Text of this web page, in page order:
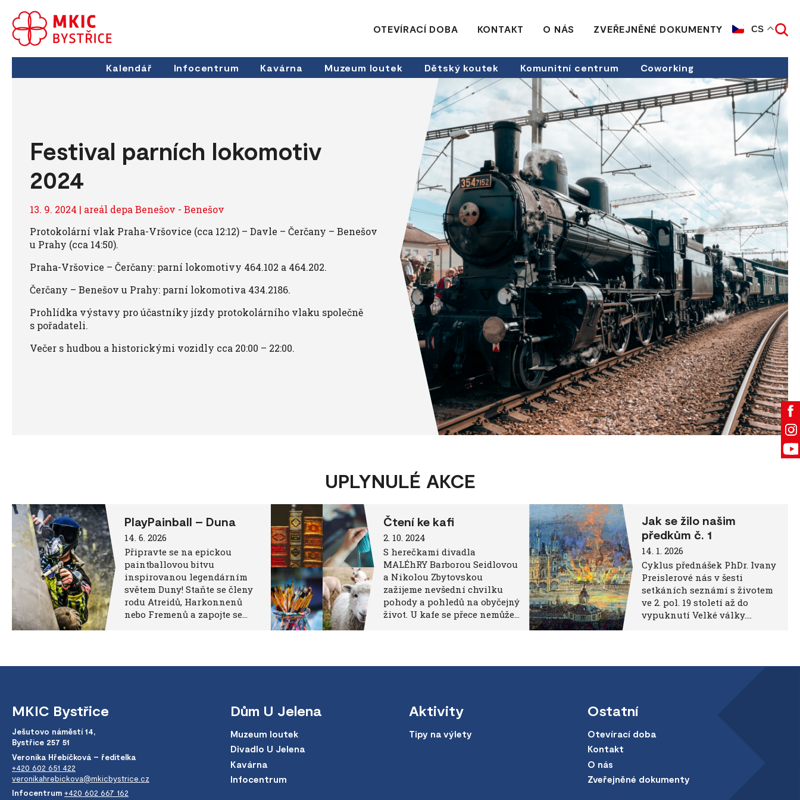
OTEVÍRACÍ DOBA KONTAKT O NÁS ZVEŘEJNĚNÉ DOKUMENTY CS
Kalendář Infocentrum Kavárna Muzeum loutek Dětský koutek Komunitní centrum Coworking
Festival parních lokomotiv
2024
13. 9. 2024 | areál depa Benešov - Benešov
Protokolární vlak Praha-Vršovice (cca 12:12) – Davle – Čerčany – Benešov
u Prahy (cca 14:50).
Praha-Vršovice – Čerčany: parní lokomotivy 464.102 a 464.202.
Čerčany – Benešov u Prahy: parní lokomotiva 434.2186.
Prohlídka výstavy pro účastníky jízdy protokolárního vlaku společně
s pořadateli.
Večer s hudbou a historickými vozidly cca 20:00 – 22:00.
UPLYNULÉ AKCE
PlayPainball – Duna
14. 6. 2026
Připravte se na epickou
paintballovou bitvu
inspirovanou legendárním
světem Duny! Staňte se členy
rodu Atreidů, Harkonnenů
nebo Fremenů a zapojte se…
Čtení ke kafi
2. 10. 2024
S herečkami divadla
MALÉhRY Barborou Seidlovou
a Nikolou Zbytovskou
zažijeme nevšední chvilku
pohody a pohledů na obyčejný
život. U kafe se přece nemůže…
Jak se žilo našim
předkům č. 1
14. 1. 2026
Cyklus přednášek PhDr. Ivany
Preislerové nás v šesti
setkáních seznámí s životem
ve 2. pol. 19 století až do
vypuknutí Velké války….
MKIC Bystřice
Ješutovo náměstí 14,
Bystřice 257 51
Veronika Hřebíčková – ředitelka
+420 602 651 422
veronikahrebickova@mkicbystrice.cz
Infocentrum +420 602 667 162
Dům U Jelena
Muzeum loutek
Divadlo U Jelena
Kavárna
Infocentrum
Aktivity
Tipy na výlety
Ostatní
Otevírací doba
Kontakt
O nás
Zveřejněné dokumenty